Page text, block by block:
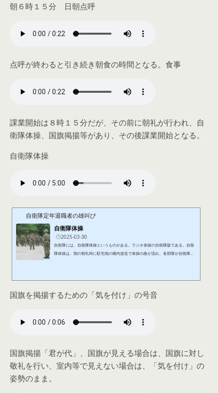
朝６時１５分 日朝点呼
点呼が終わると引き続き朝食の時間となる。食事
課業開始は８時１５分だが、その前に朝礼が行われ、自
衛隊体操、国旗掲揚等があり、その後課業開始となる。
自衛隊体操
自衛隊定年退職者の雄叫び
自衛隊体操
2025-03-30
自衛隊には、自衛隊体操というものがある。ラジオ体操の自衛隊版である。自衛
隊体操は、朝の朝礼時に駐屯地の構内放送で体操の曲が流れ、各部隊が自衛隊体
痛!!自衛隊体操トレーニングやったら短期間で超痩せる。【ダイエット】Ser...
国旗を掲揚するための「気を付け」の号音
国旗掲揚「君が代」、国旗が見える場合は、国旗に対し
敬礼を行い、室内等で見えない場合は、「気を付け」の
姿勢のまま。